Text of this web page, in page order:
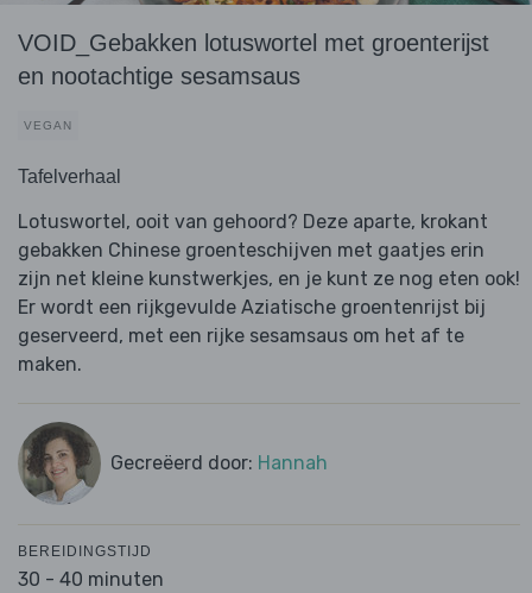
VOID_Gebakken lotuswortel met groenterijst
en nootachtige sesamsaus
VEGAN
Tafelverhaal
Lotuswortel, ooit van gehoord? Deze aparte, krokant
gebakken Chinese groenteschijven met gaatjes erin
zijn net kleine kunstwerkjes, en je kunt ze nog eten ook!
Er wordt een rijkgevulde Aziatische groentenrijst bij
geserveerd, met een rijke sesamsaus om het af te
maken.
Gecreëerd door: Hannah
BEREIDINGSTIJD
30 - 40 minuten